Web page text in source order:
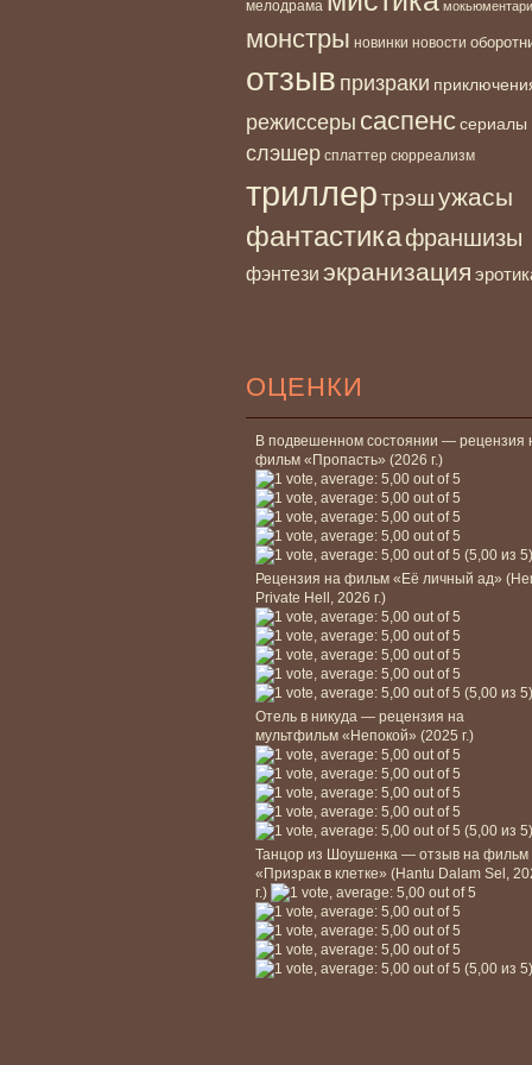
мелодрама мокьюментари
монстры новинки новости
отзыв призраки
режиссеры саспенссериалы
слэшер сплаттер сюрреализм
триллертрэшужасы
фантастикафраншизы
фэнтези экранизация
ОЦЕНКИ
В подвешенном состоянии — рецензия
фильм «Пропасть» (2026 г.)
(5,00 из 5)
Рецензия на фильм «Её личный ад»
Private Hell, 2026 г.)
(5,00 из 5)
Отель в никуда — рецензия на
мультфильм «Непокой» (2025 г.)
(5,00 из 5)
Танцор из Шоушенка — отзыв на фильм
«Призрак в клетке» (Hantu Dalam Sel,
г.)
(5,00 из 5)